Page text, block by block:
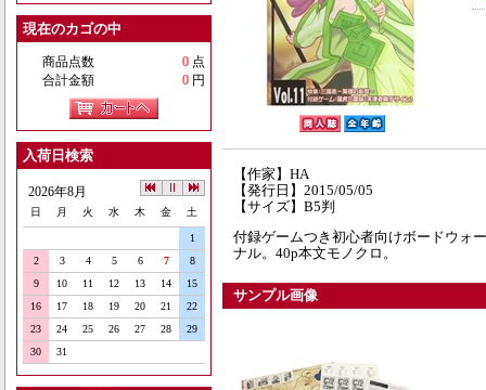
現在のカゴの中
商品点数 0 点
合計金額
0 円
入荷日検索
2026年8月
日 月 火 水 木 金 土
1
2
3 4 5 6 7
8
9
10 11 12 13 14
15
16
17 18 19 20 21
22
23
24 25 26 27 28
29
30
31
【作家】HA
【発行日】2015/05/05
【サイズ】B5判
付録ゲームつき初心者向けボードウォ
ナル。40p本文モノクロ。
サンプル画像